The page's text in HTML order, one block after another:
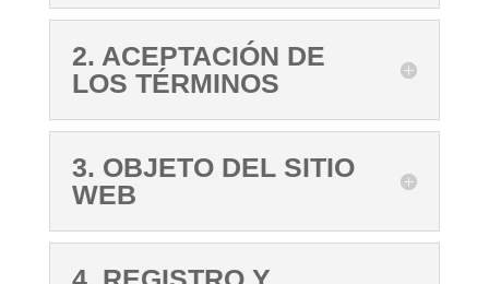
2. ACEPTACIÓN DE
LOS TÉRMINOS
3. OBJETO DEL SITIO
WEB